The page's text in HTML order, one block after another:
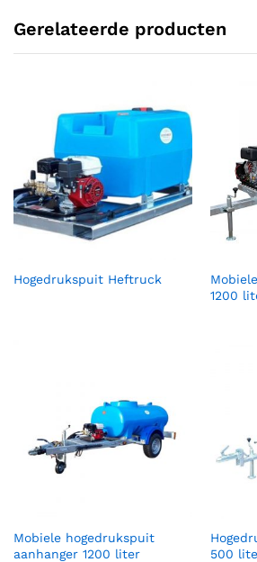
Gerelateerde producten
Hogedrukspuit Heftruck
1200
Mobiele hogedrukspuit
aanhanger 1200 liter
500